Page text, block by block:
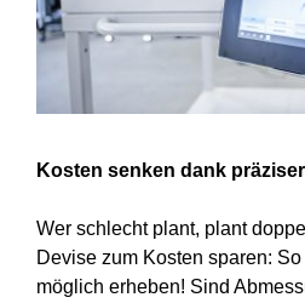
Kosten senken dank
Wer schlecht plant, plant
Devise zum Kosten sparen:
möglich erheben! Sind